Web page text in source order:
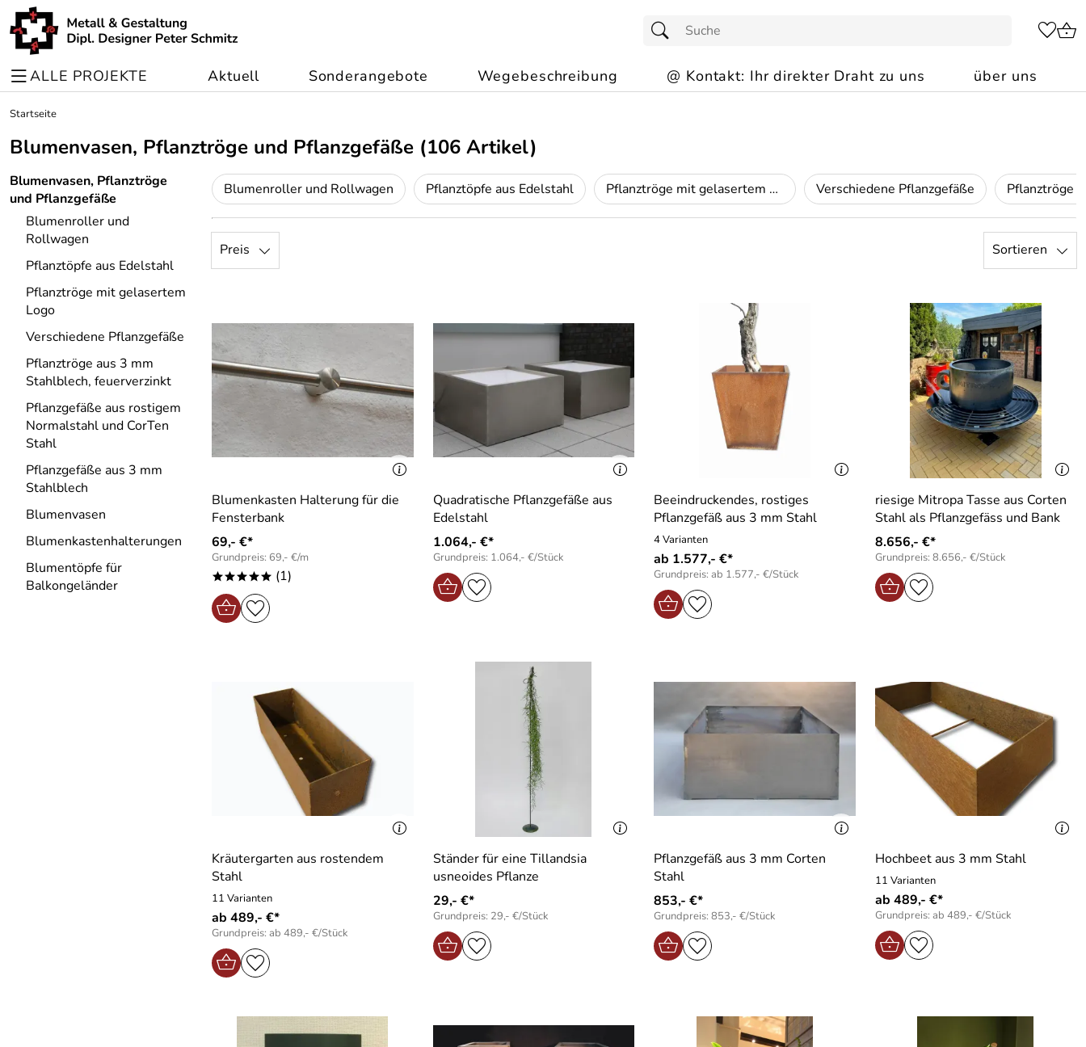
ALLE PROJEKTE Aktuell Sonderangebote Wegebeschreibung @ Kontakt: Ihr direkter Draht zu uns über uns
Startseite
Blumenvasen, Pflanztröge und Pflanzgefäße (106 Artikel)
Blumenvasen, Pflanztröge
und Pflanzgefäße
Blumenroller und
Rollwagen
Pflanztöpfe aus Edelstahl
Pflanztröge mit gelasertem
Logo
Verschiedene Pflanzgefäße
Pflanztröge aus 3 mm
Stahlblech, feuerverzinkt
Pflanzgefäße aus rostigem
Normalstahl und CorTen
Stahl
Pflanzgefäße aus 3 mm
Stahlblech
Blumenvasen
Blumenkastenhalterungen
Blumentöpfe für
Balkongeländer
Blumenroller und Rollwagen Pflanztöpfe aus Edelstahl Pflanztröge mit gelasertem Logo Verschiedene Pflanzgefäße
Preis Sortieren
Blumenkasten Halterung für die
Fensterbank
69,- €*
Grundpreis: 69,- €/m
***** (1)
Quadratische Pflanzgefäße aus
Edelstahl
1.064,- €*
Grundpreis: 1.064,- €/Stück
Beeindruckendes, rostiges
Pflanzgefäß aus 3 mm Stahl
4 Varianten
ab 1.577,- €*
Grundpreis: ab 1.577,- €/Stück
riesige Mitropa Tasse aus Corten
Stahl als Pflanzgefäss und Bank
8.656,- €*
Grundpreis: 8.656,- €/Stück
Kräutergarten aus rostendem
Stahl
11 Varianten
ab 489,- €*
Grundpreis: ab 489,- €/Stück
Ständer für eine Tillandsia
usneoides Pflanze
29,- €*
Grundpreis: 29,- €/Stück
Pflanzgefäß aus 3 mm Corten
Stahl
853,- €*
Grundpreis: 853,- €/Stück
Hochbeet aus 3 mm Stahl
11 Varianten
ab 489,- €*
Grundpreis: ab 489,- €/Stück